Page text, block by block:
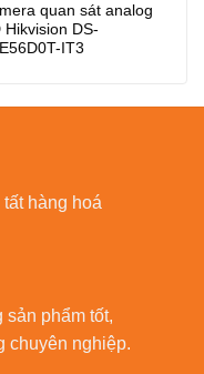
quan sát analog
Hikvision DS-
IT3
hàng hoá
phẩm tốt,
chuyên nghiệp.